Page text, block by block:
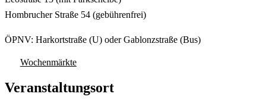
Hombrucher Straße 54 (gebührenfrei)
ÖPNV: Harkortstraße (U) oder Gablonzstraße (Bus)
Wochenmärkte
Veranstaltungsort